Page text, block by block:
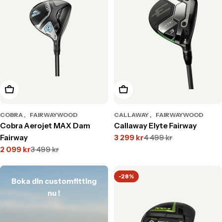
Välj alternativ
COBRA FAIRWAYWOOD
Cobra Aerojet MAX Dam
Fairway
Translation
sv.products.product.price.sale_price
2 099 kr
Translation
sv.products.product.price.regular_price
3 499 kr
Välj alternativ
CALLAWAY FAIRWAYWOOD
Callaway Elyte Fairway
Translation
3 299 kr
Translation4 499 kr
Boka din customfitting
nu !
-28%